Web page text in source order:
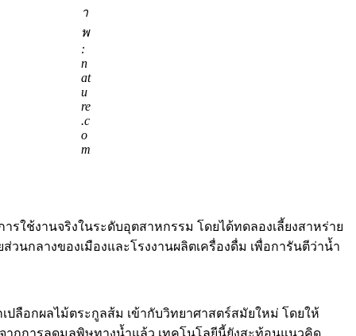
า
พ
:
n
at
u
re
.c
o
m
ใช้งานจริงในระดับอุตสาหกรรม โดยได้ทดลองเลี้ยงสาหร่าย
นกลางของเมืองและโรงงานผลิตเครื่องดื่ม เพื่อการันตีว่าน้ำ
ลือกผลไม้ตระกูลส้ม เข้ากับวิทยาศาสตร์สมัยใหม่ โดยให้
ากการลดมลพิษทางน้ำแล้ว เทคโนโลยีนี้ยังสะท้อนแนวคิด